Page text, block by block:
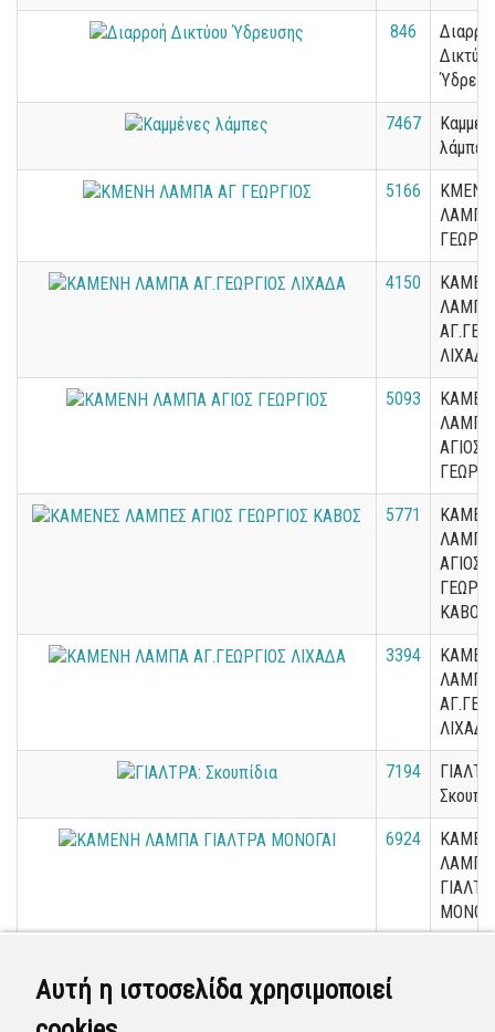
Αυτή η ιστοσελίδα χρησιμοποιεί
846
Δικτύου
7467
λάμπες
5166
ΚΜΕΝΗ
4150
ΛΑΜΠΑ
ΛΙΧΑΔΑ
5093
ΛΑΜΠΑ
ΑΓΙΟΣ
5771
ΑΓΙΟΣ
ΚΑΒΟΣ
3394
ΛΑΜΠΑ
ΛΙΧΑΔΑ
7194
6924
ΛΑΜΠΑ